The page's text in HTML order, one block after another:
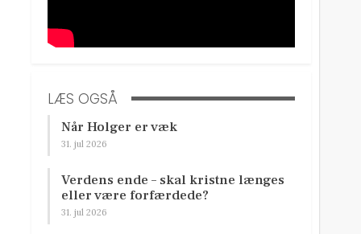
LÆS OGSÅ
Når Holger er væk
31. jul 2026
Verdens ende – skal kristne længes
eller være forfærdede?
31. jul 2026